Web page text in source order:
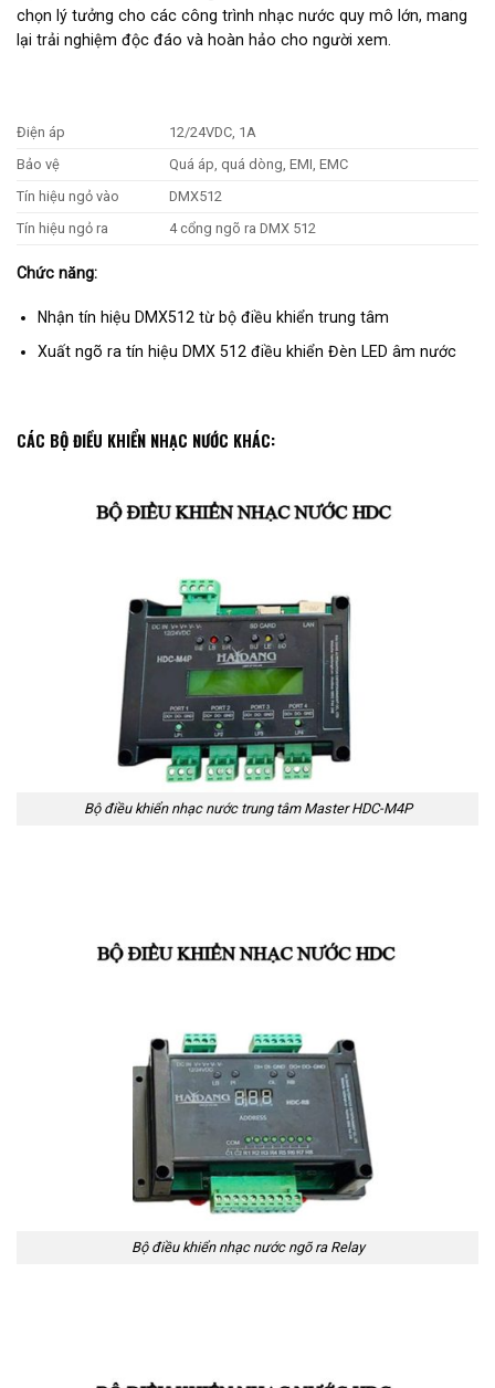
chọn lý tưởng cho các công trình nhạc nước quy mô lớn, mang
lại trải nghiệm độc đáo và hoàn hảo cho người xem.
Điện áp
12/24VDC, 1A
Bảo vệ
Quá áp, quá dòng, EMI, EMC
Tín hiệu ngỏ vào
DMX512
Tín hiệu ngỏ ra
4 cổng ngõ ra DMX 512
Chức năng:
Nhận tín hiệu DMX512 từ bộ điều khiển trung tâm
Xuất ngõ ra tín hiệu DMX 512 điều khiển Đèn LED âm nước
CÁC BỘ ĐIỀU KHIỂN NHẠC NƯỚC KHÁC:
Bộ điều khiển nhạc nước trung tâm Master HDC-M4P
Bộ điều khiển nhạc nước ngõ ra Relay